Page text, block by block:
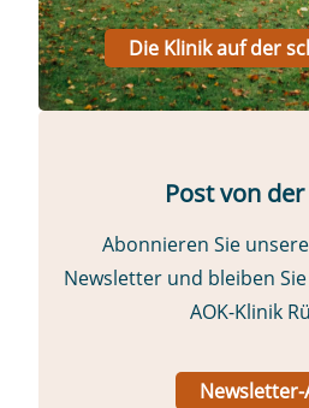
Die Klinik auf der
Post von
Abonnieren Sie
Newsletter und bleiben
AOK-Klinik
Newsletter-